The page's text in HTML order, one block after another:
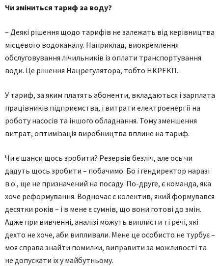
Чи зміниться тариф за воду?
– Деякі рішення щодо тарифів не залежать від керівництва
місцевого водоканалу. Наприклад, виокремлення
обслуговування лічильників із оплати транспортування
води. Це рішення Нацрегулятора, тобто НКРЕКП.
У тариф, за яким платять абоненти, вкладаються і зарплата
працівників підприємства, і витрати електроенергії на
роботу насосів та іншого обладнання. Тому зменшення
витрат, оптимізація виробництва вплине на тариф.
Чи є шанси щось зробити? Резервів безліч, але ось чи
дадуть щось зробити – побачимо. Бо і гендиректор наразі
в.о., ще не призначений на посаду. По-друге, є команда, яка
хоче реформування. Водночас є колектив, який формувався
десятки років – і в мене є сумнів, що вони готові до змін.
Адже при вивченні, аналізі можуть виплисти ті речі, які
дехто не хоче, аби випливали. Мене це особисто не турбує –
моя справа знайти помилки, виправити за можливості та
не допускати їх у майбутньому.